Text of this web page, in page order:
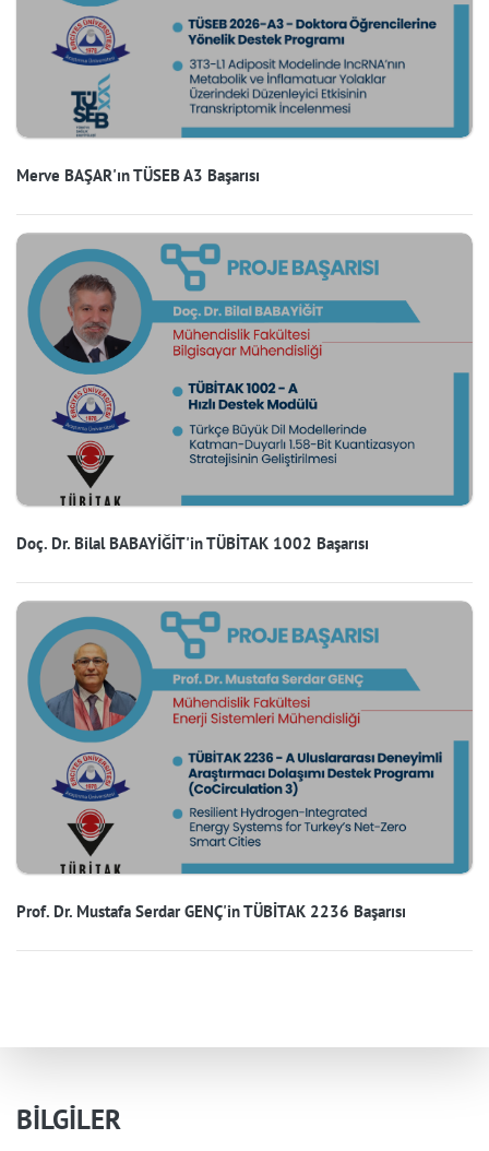
Merve BAŞAR'ın TÜSEB A3 Başarısı
Doç. Dr. Bilal BABAYİĞİT'in TÜBİTAK 1002 Başarısı
Prof. Dr. Mustafa Serdar GENÇ'in TÜBİTAK 2236 Başarısı
BİLGİLER